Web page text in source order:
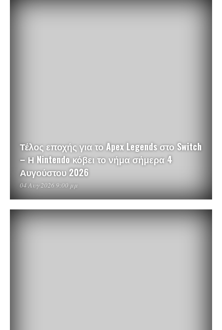
Τέλος εποχής για το Apex Legends στο Switch
– Η Nintendo κόβει το νήμα σήμερα 4
Αυγούστου 2026
04 Αυγ 2026 9:00 μμ